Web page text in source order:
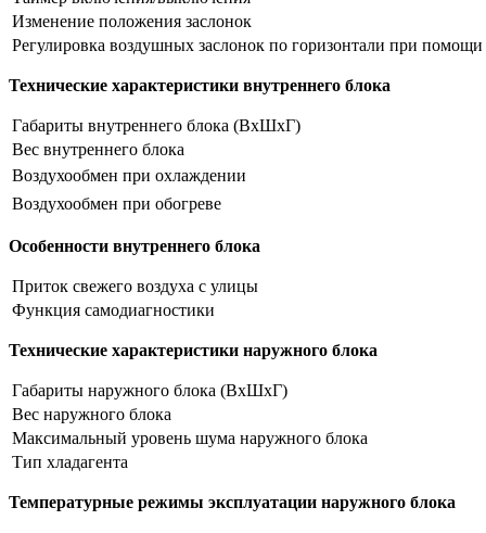
Изменение положения заслонок
Регулировка воздушных заслонок по горизонтали при
Технические характеристики внутреннего блока
Габариты внутреннего блока (ВхШхГ)
Вес внутреннего блока
Воздухообмен при охлаждении
Воздухообмен при обогреве
Особенности внутреннего блока
Приток свежего воздуха с улицы
Функция самодиагностики
Технические характеристики наружного блока
Габариты наружного блока (ВхШхГ)
Вес наружного блока
Максимальный уровень шума наружного блока
Тип хладагента
Температурные режимы эксплуатации наружного блока